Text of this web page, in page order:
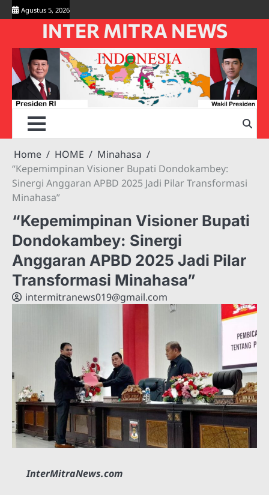
Skip
to
Agustus 5, 2026
INTER MITRA NEWS
Home HOME
Minahasa
“Kepemimpinan Visioner Bupati Dondokambey:
Sinergi Anggaran APBD 2025 Jadi Pilar Transformasi
Minahasa”
“Kepemimpinan Visioner Bupati
Dondokambey: Sinergi
Anggaran APBD 2025 Jadi Pilar
Transformasi Minahasa”
intermitranews019@gmail.com
InterMitraNews.com